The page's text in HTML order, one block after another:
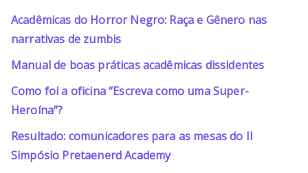
Acadêmicas do Horror Negro: Raça e Gênero nas
narrativas de zumbis
Manual de boas práticas acadêmicas dissidentes
Como foi a oficina “Escreva como uma Super-
Heroína”?
Resultado: comunicadores para as mesas do II
Simpósio Pretaenerd Academy